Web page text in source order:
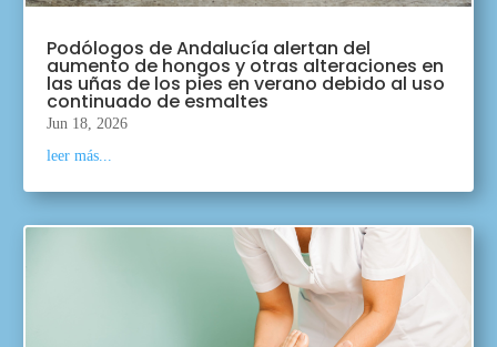
Podólogos de Andalucía alertan del
aumento de hongos y otras alteraciones en
las uñas de los pies en verano debido al uso
continuado de esmaltes
Jun 18, 2026
leer más...